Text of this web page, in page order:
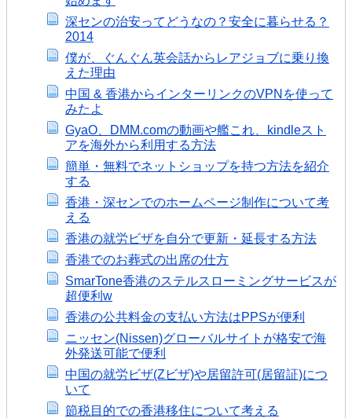
深センの治安ってどうなの？安全に暮らせる？
2014
僕が、ぐんぐん英会話からレアジョブに乗り換
えた理由
中国 & 香港からインターリンクのVPNを使って
みたよ
GyaO、DMM.comの動画や艦これ、kindleスト
アを海外から利用する方法
簡単・無料でネットショップを持つ方法を紹介
する
香港・深センでのホームページ制作について考
える
香港の就労ビザを自分で更新・延長する方法
香港でのお葬式の出席の仕方
SmarTone香港のステルスローミングサービスが
超便利w
香港の公共料金の支払い方法はPPSが便利
ニッセン(Nissen)グローバルサイトが格安で海
外発送可能で便利
中国の就労ビザ(Zビザ)や居留許可(居留証)につ
いて
節税目的での香港移住について考える